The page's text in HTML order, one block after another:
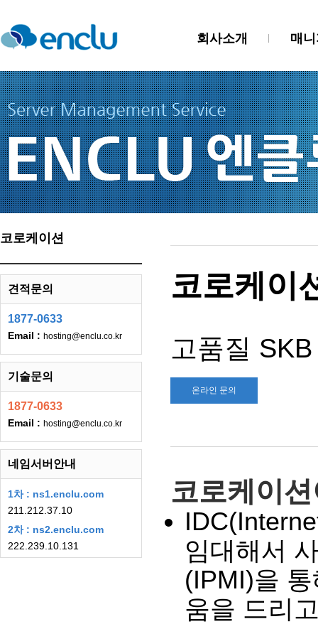
회사소개 매
코로케이션
견적문의
1877-0633
Email : hosting@enclu.co.kr
기술문의
1877-0633
Email : hosting@enclu.co.kr
네임서버안내
1차 : ns1.enclu.com
211.212.37.10
2차 : ns2.enclu.com
222.239.10.131
코로케이
고품질
온라인 문의
코로케이
임대해서
(IPMI)을
움을 드리